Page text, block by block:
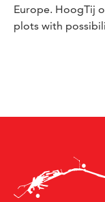
Europe. HoogTij
plots with